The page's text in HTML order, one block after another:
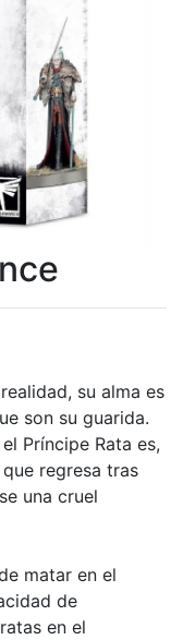
su alma es
son su guarida.
Príncipe Rata es,
regresa tras
una cruel
matar en el
de
en el